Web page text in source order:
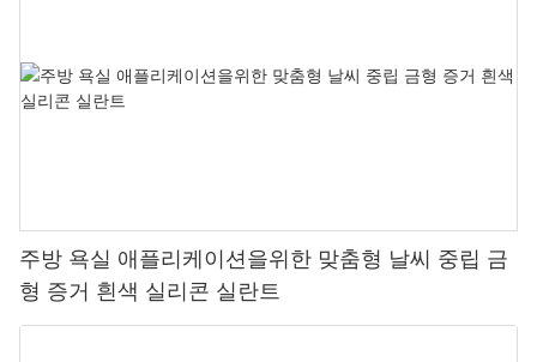
주방 욕실 애플리케이션을위한 맞춤형 날씨 중립 금
형 증거 흰색 실리콘 실란트